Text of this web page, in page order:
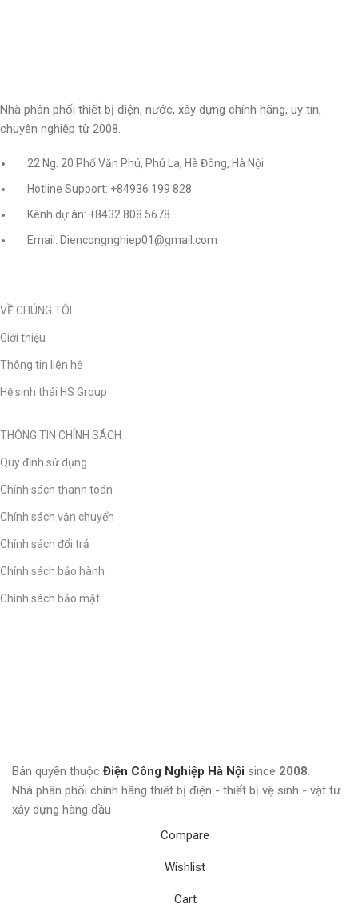
Nhà phân phối thiết bị điện, nước, xây dựng chính hãng, uy tín,
chuyên nghiệp từ 2008.
22 Ng. 20 Phố Văn Phú, Phú La, Hà Đông, Hà Nội
Hotline Support: +84936 199 828
Kênh dự án: +8432 808 5678
Email: Diencongnghiep01@gmail.com
VỀ CHÚNG TÔI
Giới thiệu
Thông tin liên hệ
Hệ sinh thái HS Group
THÔNG TIN CHÍNH SÁCH
Quy định sử dụng
Chính sách thanh toán
Chính sách vận chuyển
Chính sách đổi trả
Chính sách bảo hành
Chính sách bảo mật
Bản quyền thuộc Điện Công Nghiệp Hà Nội since 2008.
Nhà phân phối chính hãng thiết bị điện - thiết bị vệ sinh - vật tư
xây dựng hàng đầu
Compare
Wishlist
Cart